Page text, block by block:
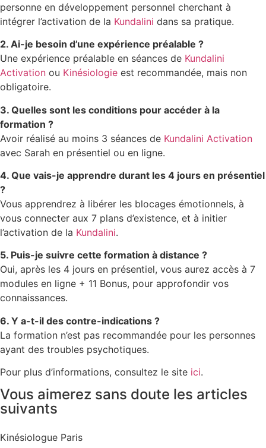
personne en développement personnel cherchant à
intégrer l’activation de la Kundalini dans sa pratique.
2. Ai-je besoin d’une expérience préalable ?
Une expérience préalable en séances de Kundalini
Activation ou Kinésiologie est recommandée, mais non
obligatoire.
3. Quelles sont les conditions pour accéder à la
formation ?
Avoir réalisé au moins 3 séances de Kundalini Activation
avec Sarah en présentiel ou en ligne.
4. Que vais-je apprendre durant les 4 jours en présentiel
?
Vous apprendrez à libérer les blocages émotionnels, à
vous connecter aux 7 plans d’existence, et à initier
l’activation de la Kundalini.
5. Puis-je suivre cette formation à distance ?
Oui, après les 4 jours en présentiel, vous aurez accès à 7
modules en ligne + 11 Bonus, pour approfondir vos
connaissances.
6. Y a-t-il des contre-indications ?
La formation n’est pas recommandée pour les personnes
ayant des troubles psychotiques.
Pour plus d’informations, consultez le site ici.
Vous aimerez sans doute les articles
suivants
Kinésiologue Paris